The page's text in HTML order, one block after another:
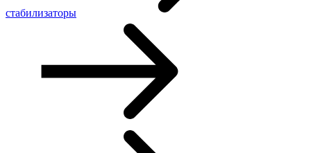
стабилизаторы